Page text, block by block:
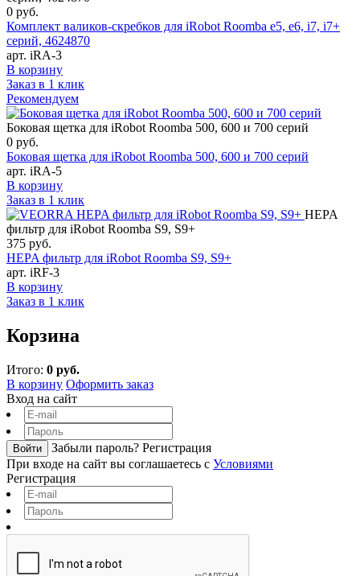
0 руб.
Комплект валиков-скребков для iRobot Roomba e5, e6, i7, i7+
серий, 4624870
арт. iRA-3
В корзину
Заказ в 1 клик
Рекомендуем
Боковая щетка для iRobot Roomba 500, 600 и 700 серий
0 руб.
Боковая щетка для iRobot Roomba 500, 600 и 700 серий
арт. iRA-5
В корзину
Заказ в 1 клик
HEPA
фильтр для iRobot Roomba S9, S9+
375 руб.
HEPA фильтр для iRobot Roomba S9, S9+
арт. iRF-3
В корзину
Заказ в 1 клик
Корзина
Итого: 0 руб.
В корзину Оформить заказ
Вход на сайт
Войти Забыли пароль? Регистрация
При входе на сайт вы соглашаетесь с Условиями
Регистрация